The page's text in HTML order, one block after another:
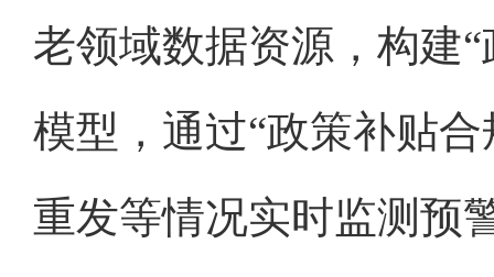
老领域数据资源，构
模型，通过“政策补贴
重发等情况实时监测预